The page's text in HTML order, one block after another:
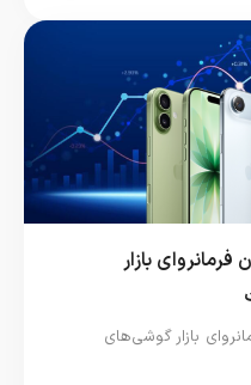
فرمانروای بازار
فرمانروای بازار گوشی‌های